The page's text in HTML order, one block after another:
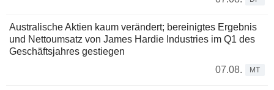
Australische Aktien kaum verändert; bereinigtes Ergebnis
und Nettoumsatz von James Hardie Industries im Q1 des
Geschäftsjahres gestiegen
07.08.
MT